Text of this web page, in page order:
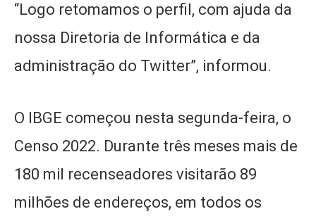
“Logo retomamos o perfil, com ajuda da
nossa Diretoria de Informática e da
administração do Twitter”, informou.
O IBGE começou nesta segunda-feira, o
Censo 2022. Durante três meses mais de
180 mil recenseadores visitarão 89
milhões de endereços, em todos os